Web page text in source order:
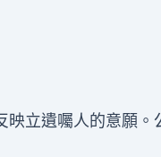
映立遺囑人的意願。